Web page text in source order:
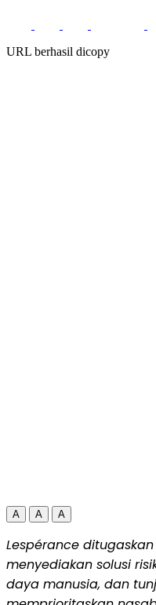
URL berhasil dicopy
A A A
Lespérance
menyediakan solusi
daya manusia, dan